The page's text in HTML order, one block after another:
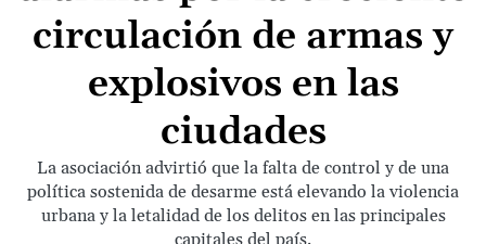
circulación de armas y
explosivos en las
ciudades
La asociación advirtió que la falta de control y de una
política sostenida de desarme está elevando la violencia
urbana y la letalidad de los delitos en las principales
capitales del país.